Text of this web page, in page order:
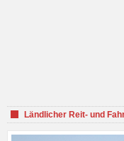
Ländlicher Reit- und